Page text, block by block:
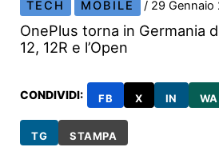
TECH MOBILE / 29
OnePlus torna in Germania
12, 12R e l’Open
CONDIVIDI: FB X IN WA
TG STAMPA